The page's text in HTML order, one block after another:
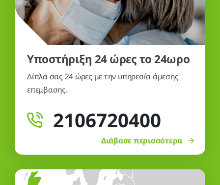
Υποστήριξη 24 ώρες το 24ωρο
Δίπλα σας 24 ώρες με την υπηρεσία άμεσης
επεμβασης.
2106720400
Διάβασε περισσότερα